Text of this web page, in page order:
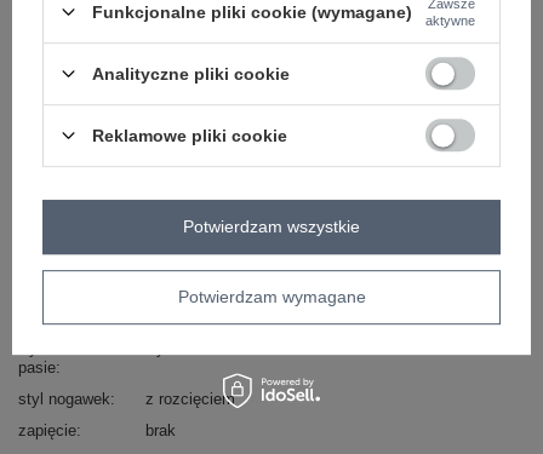
skład materiału : 90% bawełna , 10% elastan
sposób prania : pranie w pralce w 30°C
RV-DR-9719.86
dominujący
bawełna
pasie
styl nogawek
z rozcięciem
zapięcie
brak
Funkcjonalne pliki cookie (wymagane)
Zawsze
aktywne
Analityczne pliki cookie
Reklamowe pliki cookie
Potwierdzam wymagane
Potwierdzam wszystkie